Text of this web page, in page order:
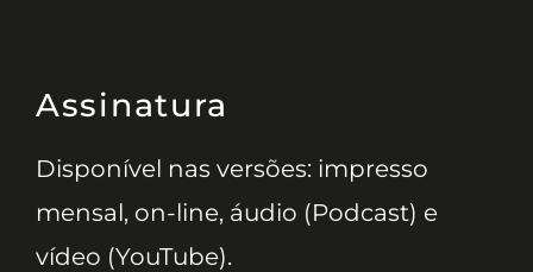
Assinatura
Disponível nas versões: impresso
mensal, on-line, áudio (Podcast) e
vídeo (YouTube).